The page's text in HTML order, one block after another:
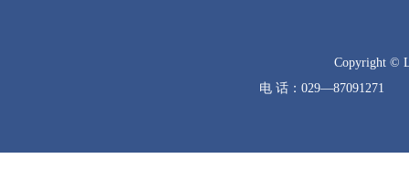
Copyright ©
电 话：029—87091271